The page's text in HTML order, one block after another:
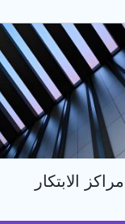
مراكز الابتكار